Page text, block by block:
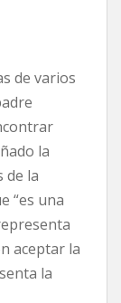
de varios
la
de la
“es una
aceptar la
la